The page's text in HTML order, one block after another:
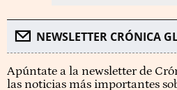
NEWSLETTER CRÓNICA
Apúntate a la newsletter de
las noticias más importantes